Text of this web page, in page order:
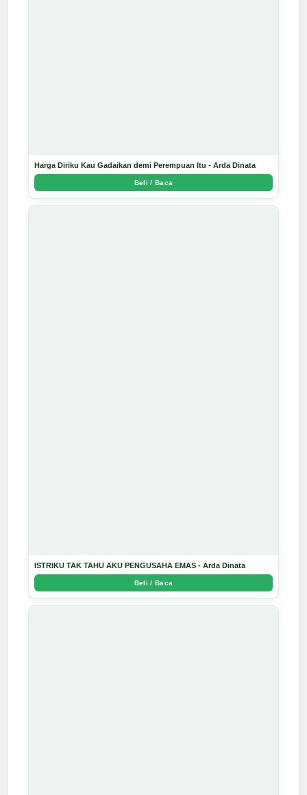
Harga Diriku Kau Gadaikan demi Perempuan Itu - Arda Dinata
Beli / Baca
ISTRIKU TAK TAHU AKU PENGUSAHA EMAS - Arda Dinata
Beli / Baca